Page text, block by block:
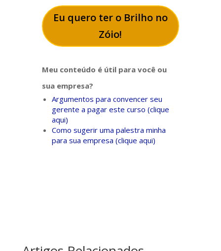
Eu quero ter o Brilho no
Zóio!
Meu conteúdo é útil para você ou
sua empresa?
Argumentos para convencer seu
gerente a pagar este curso (clique
aqui)
Como sugerir uma palestra minha
para sua empresa (clique aqui)